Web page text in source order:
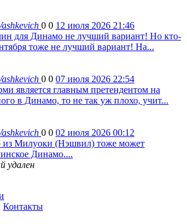
0 0 12 июля 2026 21:46
для Динамо не лучший вариант! Но кто-
тоже не лучший вариант! На...
0 0 07 июля 2026 22:54
является главным претендентом на
в Динамо, то не так уж плохо, учит...
0 0 02 июля 2026 00:12
из Милуоки (Нэшвил) тоже может
Динамо....
удален
Контакты